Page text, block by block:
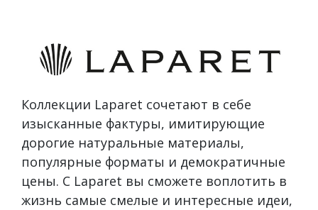
Коллекции Laparet сочетают в себе
изысканные фактуры, имитирующие
дорогие натуральные материалы,
популярные форматы и демократичные
цены. С Laparet вы сможете воплотить в
жизнь самые смелые и интересные идеи,